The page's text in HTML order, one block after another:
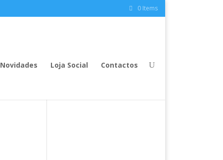
0 Items
Novidades Loja Social Contactos